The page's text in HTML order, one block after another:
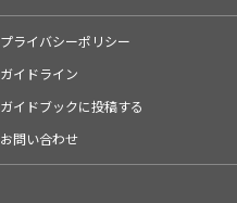
プライバシーポリシー
ガイドライン
ガイドブックに投稿する
お問い合わせ